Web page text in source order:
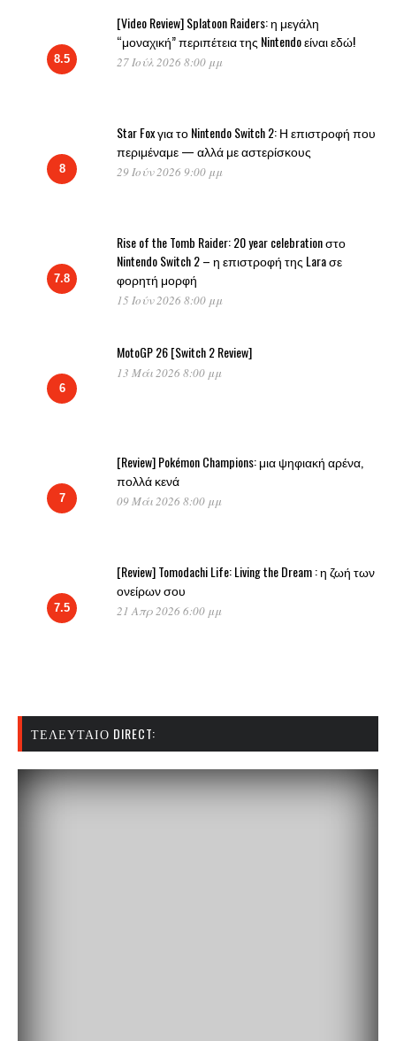
8.5
[Video Review] Splatoon Raiders: η μεγάλη
“μοναχική” περιπέτεια της Nintendo είναι εδώ!
27 Ιούλ 2026 8:00 μμ
8
Star Fox για το Nintendo Switch 2: Η επιστροφή που
περιμέναμε — αλλά με αστερίσκους
29 Ιούν 2026 9:00 μμ
7.8
Rise of the Tomb Raider: 20 year celebration στο
Nintendo Switch 2 – η επιστροφή της Lara σε
φορητή μορφή
15 Ιούν 2026 8:00 μμ
6
MotoGP 26 [Switch 2 Review]
13 Μάι 2026 8:00 μμ
7
[Review] Pokémon Champions: μια ψηφιακή αρένα,
πολλά κενά
09 Μάι 2026 8:00 μμ
7.5
[Review] Tomodachi Life: Living the Dream : η ζωή των
ονείρων σου
21 Απρ 2026 6:00 μμ
ΤΕΛΕΥΤΑΊΟ DIRECT: